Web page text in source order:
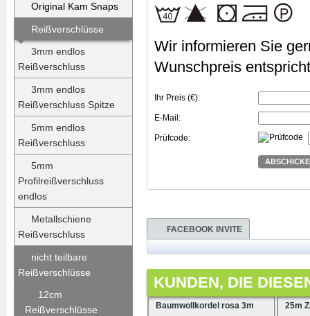
Original Kam Snaps
Reißverschlüsse
3mm endlos
Reißverschluss
3mm endlos
Reißverschluss Spitze
5mm endlos
Reißverschluss
5mm
Profilreißverschluss
endlos
Metallschiene
Reißverschluss
nicht teilbare
Reißverschlüsse
12cm
Reißverschlüsse
Wir informieren Sie
Wunschpreis
Ihr Preis (€):
E-Mail:
Prüfcode:
FACEBOOK INVITE
KUNDEN, DIE
Baumwollkordel rosa 3m 25m